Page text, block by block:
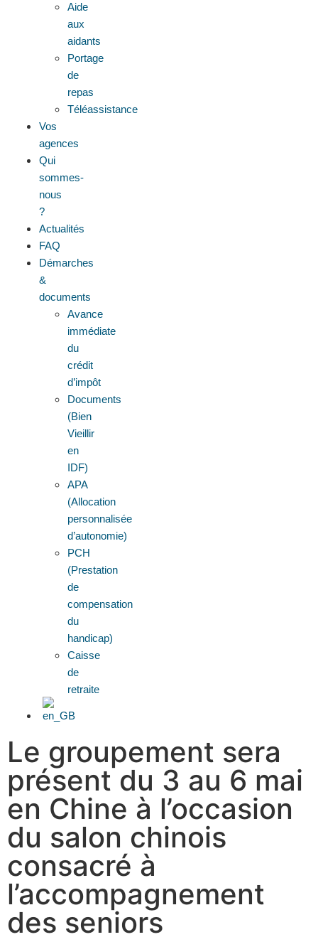
Aide
aux
aidants
Portage
de
repas
Téléassistance
Vos
agences
Qui
sommes-
nous
?
Actualités
FAQ
Démarches
&
documents
Avance
immédiate
du
crédit
d’impôt
Documents
(Bien
Vieillir
en
IDF)
APA
(Allocation
personnalisée
d’autonomie)
PCH
(Prestation
de
compensation
du
handicap)
Caisse
de
retraite
Le groupement sera
présent du 3 au 6 mai
en Chine à l’occasion
du salon chinois
consacré à
l’accompagnement
des seniors